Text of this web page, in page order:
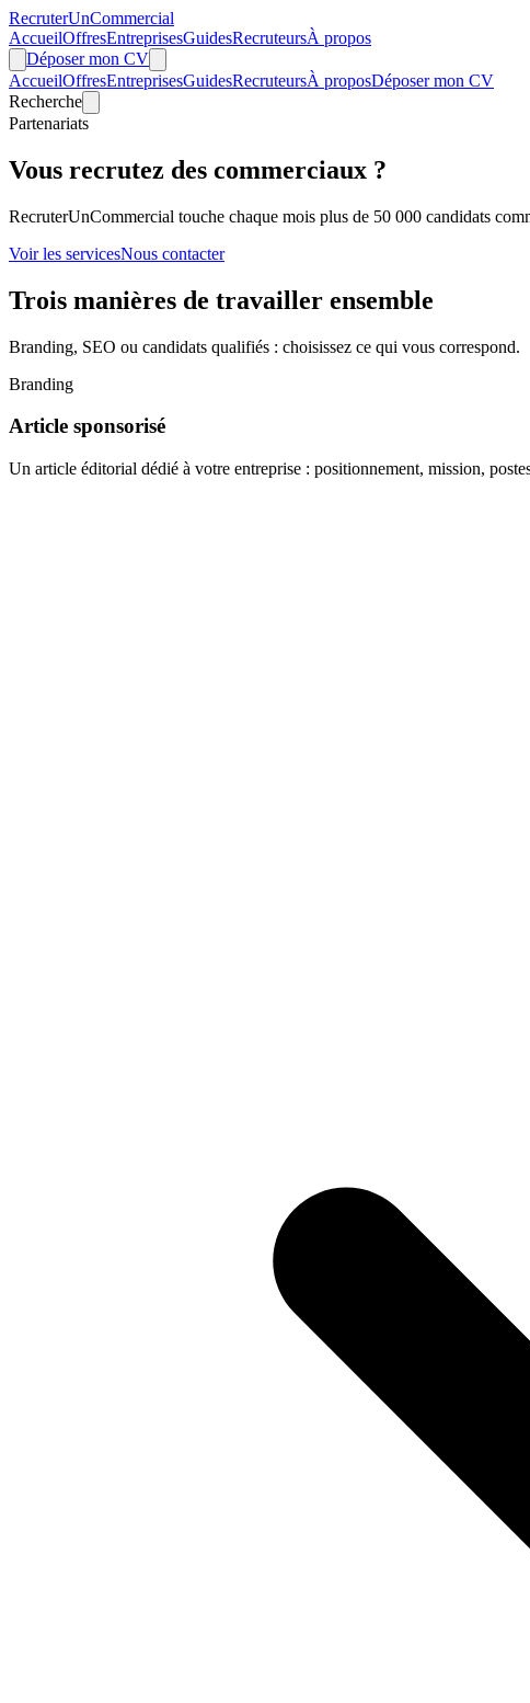
RecruterUnCommercial
AccueilOffresEntreprisesGuidesRecruteursÀ propos
Déposer mon CV
AccueilOffresEntreprisesGuidesRecruteursÀ proposDéposer mon CV
Recherche
Partenariats
Vous recrutez des commerciaux ?
RecruterUnCommercial touche chaque mois plus de 50 000 candidats
Voir les servicesNous contacter
Trois manières de travailler ensemble
Branding, SEO ou candidats qualifiés : choisissez ce qui vous correspond.
Branding
Article sponsorisé
Un article éditorial dédié à votre entreprise : positionnement, mission,